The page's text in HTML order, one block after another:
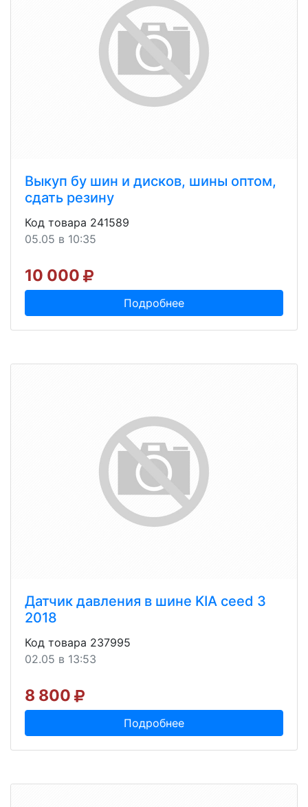
Выкуп бу шин и дисков, шины оптом,
сдать резину
Код товара 241589
05.05 в 10:35
10 000
Подробнее
Датчик давления в шине KIA ceed 3
2018
Код товара 237995
02.05 в 13:53
8 800
Подробнее